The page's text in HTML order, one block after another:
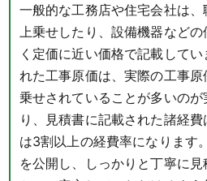
一般的な工務店や住宅会社は
上乗せしたり、設備機器など
く定価に近い価格で記載して
れた工事原価は、実際の工事
乗せされていることが多いのが
り、見積書に記載された諸経
は3割以上の経費率になります
を公開し、しっかりと丁寧に